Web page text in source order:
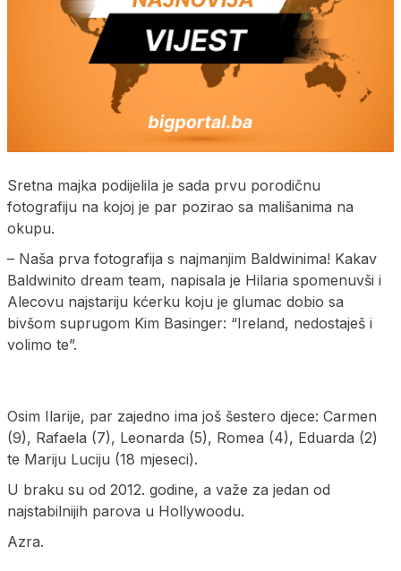
Sretna majka podijelila je sada prvu porodičnu
fotografiju na kojoj je par pozirao sa mališanima na
okupu.
– Naša prva fotografija s najmanjim Baldwinima! Kakav
Baldwinito dream team, napisala je Hilaria spomenuvši i
Alecovu najstariju kćerku koju je glumac dobio sa
bivšom suprugom Kim Basinger: “Ireland, nedostaješ i
volimo te”.
Osim Ilarije, par zajedno ima još šestero djece: Carmen
(9), Rafaela (7), Leonarda (5), Romea (4), Eduarda (2)
te Mariju Luciju (18 mjeseci).
U braku su od 2012. godine, a važe za jedan od
najstabilnijih parova u Hollywoodu.
Azra.